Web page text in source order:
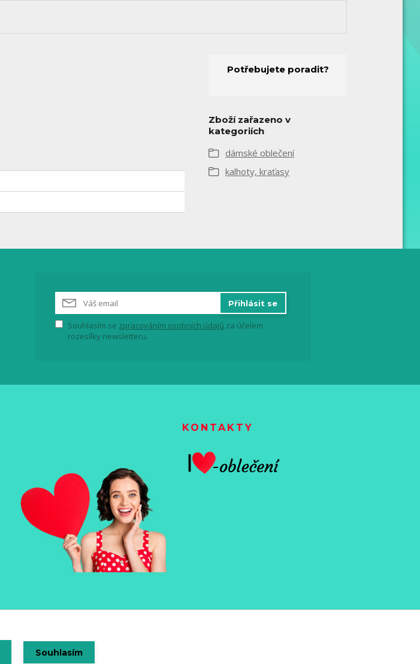
Potřebujete poradit?
Zboží zařazeno v
kategoriích
dámské oblečení
kalhoty, kraťasy
Přihlásit se
Souhlasím se zpracováním osobních údajů za účelem
rozesílky newsletteru.
KONTAKTY
Eshop-rychle.cz
Souhlasím